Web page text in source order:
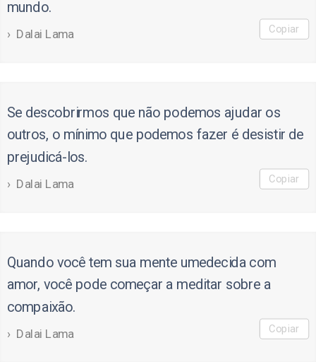
mundo.
Dalai Lama Copiar
Se descobrirmos que não podemos ajudar os
outros, o mínimo que podemos fazer é desistir de
prejudicá-los.
Dalai Lama Copiar
Quando você tem sua mente umedecida com
amor, você pode começar a meditar sobre a
compaixão.
Dalai Lama Copiar